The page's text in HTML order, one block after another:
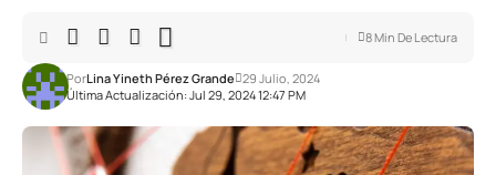
Última Actualización: Jul 29, 2024 12:47 PM
PorLina Yineth Pérez Grande 29 Julio, 2024
8 Min De Lectura